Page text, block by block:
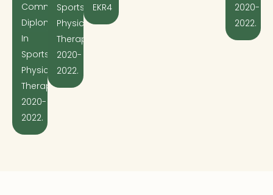
Committee
Diploma
In
Sports
Physical
Therapies
2020-
2022.
Sports
Physical
Therapies
2020-
2022.
EKR4
2020-
2022.